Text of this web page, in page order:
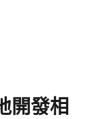
開發相